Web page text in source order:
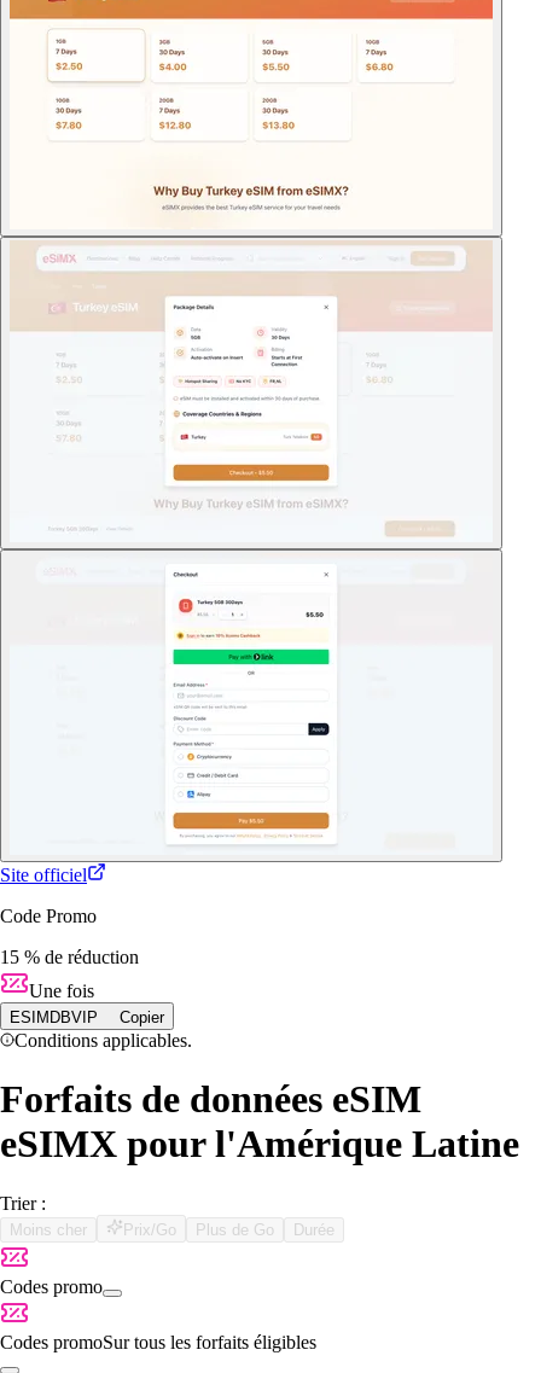
Site officiel
Code Promo
15 % de réduction
Une fois
ESIMDBVIP Copier
Conditions applicables.
Forfaits de données eSIM
eSIMX pour l'Amérique Latine
Trier :
Moins cher Prix/Go Plus de Go Durée
Codes promo
Codes promoSur tous les forfaits éligibles